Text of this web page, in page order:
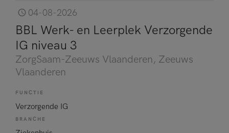
04-08-2026
BBL Werk- en Leerplek Verzorgende
IG niveau 3
ZorgSaam-Zeeuws Vlaanderen, Zeeuws
Vlaanderen
FUNCTIE
Verzorgende IG
BRANCHE